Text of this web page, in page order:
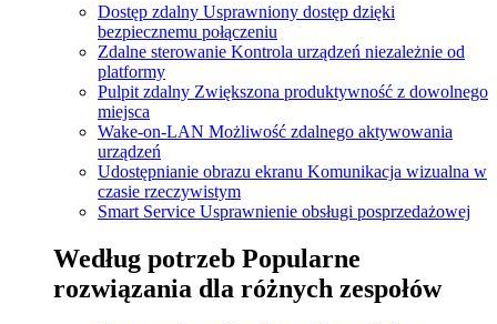
Dostęp zdalny Usprawniony dostęp dzięki
bezpiecznemu połączeniu
Zdalne sterowanie Kontrola urządzeń niezależnie od
platformy
Pulpit zdalny Zwiększona produktywność z dowolnego
miejsca
Wake-on-LAN Możliwość zdalnego aktywowania
urządzeń
Udostępnianie obrazu ekranu Komunikacja wizualna w
czasie rzeczywistym
Smart Service Usprawnienie obsługi posprzedażowej
Według potrzeb Popularne
rozwiązania dla różnych zespołów